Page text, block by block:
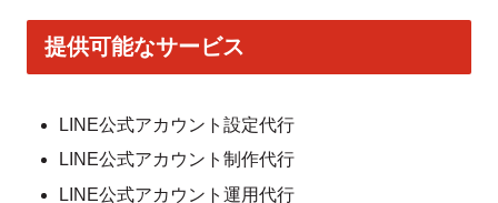
提供可能なサービス
LINE公式アカウント設定代行
LINE公式アカウント制作代行
LINE公式アカウント運用代行